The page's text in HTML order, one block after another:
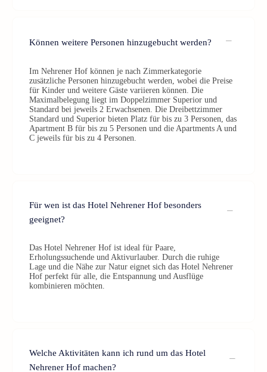
Können weitere Personen hinzugebucht werden?
Im Nehrener Hof können je nach Zimmerkategorie
zusätzliche Personen hinzugebucht werden, wobei die Preise
für Kinder und weitere Gäste variieren können. Die
Maximalbelegung liegt im Doppelzimmer Superior und
Standard bei jeweils 2 Erwachsenen. Die Dreibettzimmer
Standard und Superior bieten Platz für bis zu 3 Personen, das
Apartment B für bis zu 5 Personen und die Apartments A und
C jeweils für bis zu 4 Personen.
Für wen ist das Hotel Nehrener Hof besonders
geeignet?
Das Hotel Nehrener Hof ist ideal für Paare,
Erholungssuchende und Aktivurlauber. Durch die ruhige
Lage und die Nähe zur Natur eignet sich das Hotel Nehrener
Hof perfekt für alle, die Entspannung und Ausflüge
kombinieren möchten.
Welche Aktivitäten kann ich rund um das Hotel
Nehrener Hof machen?